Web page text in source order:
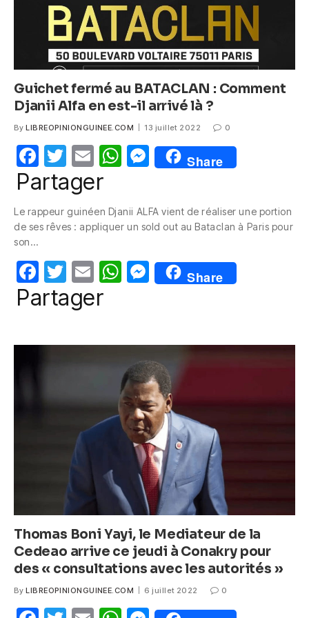
Guichet fermé au BATACLAN : Comment
Djanii Alfa en est-il arrivé là ?
By LIBREOPINIONGUINEE.COM 13 juillet 2022 0
F
a
e
o
o
k
T
w
itt
er
E
m
W
s
p
p
M
e
e
g
er
Share
Partager
Le rappeur guinéen Djanii ALFA vient de réaliser une portion
de ses rêves : appliquer un sold out au Bataclan à Paris pour
son…
F
a
e
b
o
T
w
itt
er
E
m
W
s
A
p
p
M
e
e
n
g
er
Share
Partager
Thomas Boni Yayi, le Mediateur de la
Cedeao arrive ce jeudi à Conakry pour
des « consultations avec les autorités »
By LIBREOPINIONGUINEE.COM 6 juillet 2022 0